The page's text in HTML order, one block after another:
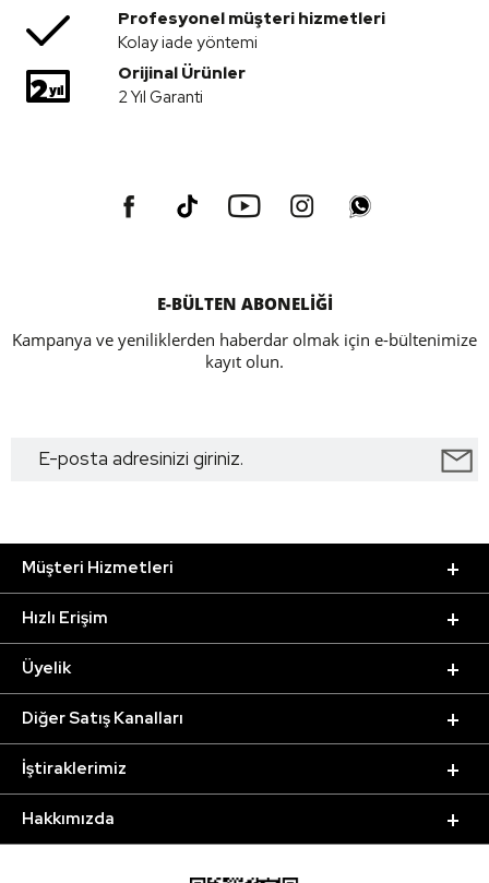
Profesyonel müşteri hizmetleri
Kolay iade yöntemi
Orijinal Ürünler
2 Yıl Garanti
E-BÜLTEN ABONELİĞİ
Kampanya ve yeniliklerden haberdar olmak için e-bültenimize
kayıt olun.
Müşteri Hizmetleri
Hızlı Erişim
Üyelik
Diğer Satış Kanalları
İştiraklerimiz
Hakkımızda